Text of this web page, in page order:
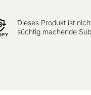
Dieses Produkt ist
süchtig machende